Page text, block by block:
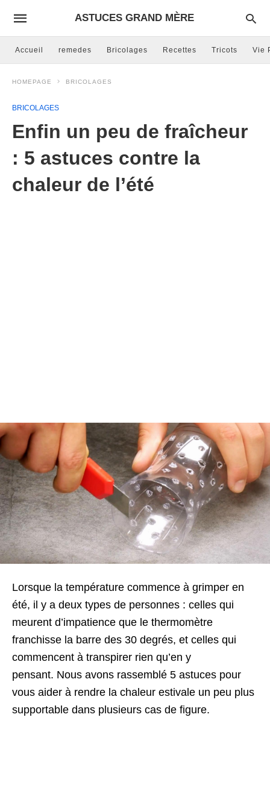
ASTUCES GRAND MÈRE
Accueil remedes Bricolages Recettes Tricots Vie
HOMEPAGE BRICOLAGES
BRICOLAGES
Enfin un peu de fraîcheur
: 5 astuces contre la
chaleur de l’été
Lorsque la température commence à grimper en
été, il y a deux types de personnes : celles qui
meurent d’impatience que le thermomètre
franchisse la barre des 30 degrés, et celles qui
commencent à transpirer rien qu’en y
pensant. Nous avons rassemblé 5 astuces pour
vous aider à rendre la chaleur estivale un peu plus
supportable dans plusieurs cas de figure.